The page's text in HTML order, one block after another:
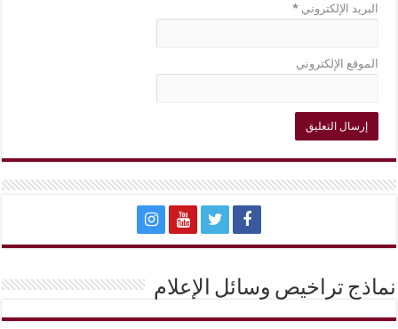
البريد الإلكتروني*
الموقع الإلكتروني
نماذج تراخيص وسائل الإعلام